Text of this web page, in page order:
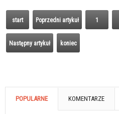
start Poprzedni artykuł 1
Następny artykuł koniec
POPULARNE KOMENTARZE